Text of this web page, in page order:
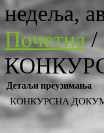
недеља,
Почетна/
Детаљи преузимања
КОНКУРСНА